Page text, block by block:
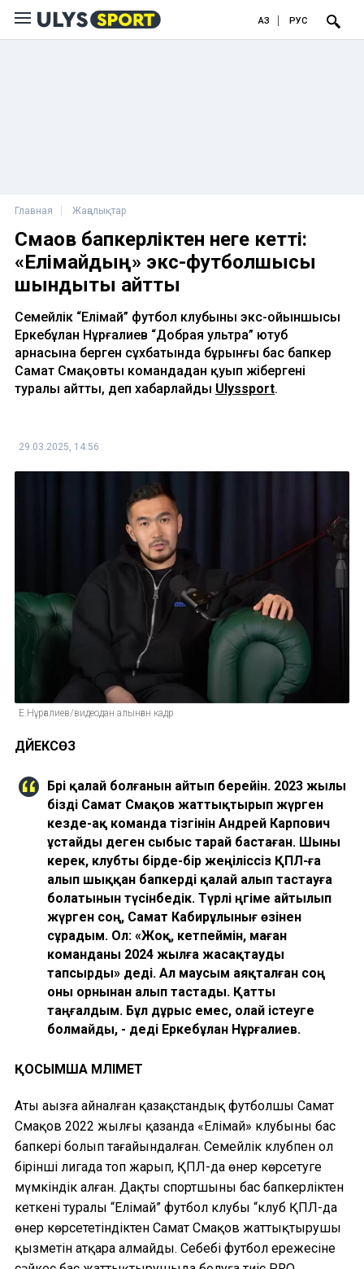
ҚАЗ РУС
Главная Жаңалықтар
Смақов бапкерліктен неге кетті:
«Елімайдың» экс-футболшысы
шындықты айтты
Семейлік “Елімай” футбол клубының экс-ойыншысы
Еркебұлан Нұрғалиев “Добрая ультра” ютуб
арнасына берген сұхбатында бұрынғы бас бапкер
Самат Смақовты командадан қуып жібергені
туралы айтты, деп хабарлайды Ulyssport.
29.03.2025, 14:56
Е.Нұрғалиев/видеодан алынған кадр
ДӘЙЕКСӨЗ
Бәрі қалай болғанын айтып берейін. 2023 жылы
бізді Самат Смақов жаттықтырып жүрген
кезде-ақ команда тізгінін Андрей Карпович
ұстайды деген сыбыс тарай бастаған. Шыны
керек, клубты бірде-бір жеңіліссіз ҚПЛ-ға
алып шыққан бапкерді қалай алып тастауға
болатынын түсінбедік. Түрлі әңгіме айтылып
жүрген соң, Самат Кабирұлынығ өзінен
сұрадым. Ол: «Жоқ, кетпеймін, маған
команданы 2024 жылға жасақтауды
тапсырды» деді. Ал маусым аяқталған соң
оны орнынан алып тастады. Қатты
таңғалдым. Бұл дұрыс емес, олай істеуге
болмайды, - деді Еркебұлан Нұрғалиев.
ҚОСЫМША МӘЛІМЕТ
Аты аңызға айналған қазақстандық футболшы Самат
Смақов 2022 жылғы қазанда «Елімай» клубының бас
бапкері болып тағайындалған. Семейлік клубпен ол
бірінші лигада топ жарып, ҚПЛ-да өнер көрсетуге
мүмкіндік алған. Даңқты спортшының бас бапкерліктен
кеткені туралы “Елімай” футбол клубы “клуб ҚПЛ-да
өнер көрсететіндіктен Самат Смақов жаттықтырушы
қызметін атқара алмайды. Себебі футбол ережесіне